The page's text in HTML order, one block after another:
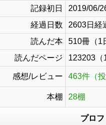
記録初日
2019/06/
経過日数
2603日経
読んだ本
510冊（1
読んだページ
123203（
感想/レビュー 463件（
本棚 28棚
プロ